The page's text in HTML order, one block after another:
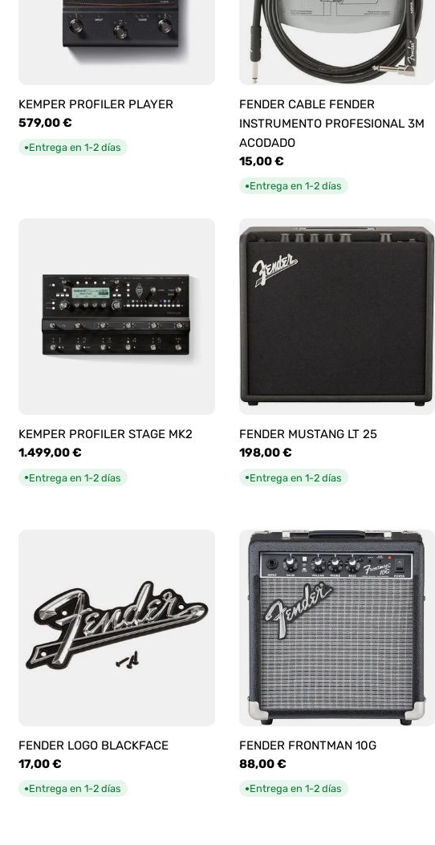
KEMPER PROFILER PLAYER
Precio
habitual
579,00 €
●Entrega en 1-2 días
FENDER CABLE FENDER
INSTRUMENTO PROFESIONAL 3M
ACODADO
Precio
habitual
15,00 €
●Entrega en 1-2 días
KEMPER PROFILER STAGE MK2
Precio
habitual
1.499,00 €
●Entrega en 1-2 días
FENDER MUSTANG LT 25
Precio
habitual
198,00 €
●Entrega en 1-2 días
FENDER LOGO BLACKFACE
Precio
habitual
17,00 €
●Entrega en 1-2 días
FENDER FRONTMAN 10G
Precio
habitual
88,00 €
●Entrega en 1-2 días